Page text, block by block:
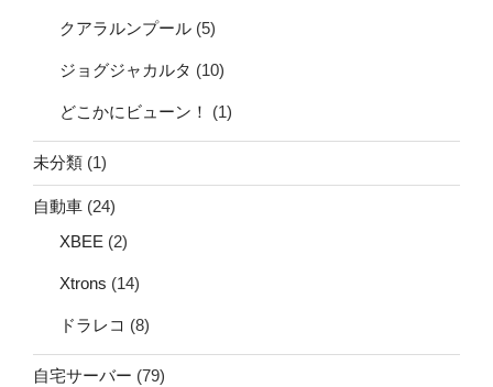
クアラルンプール (5)
ジョグジャカルタ (10)
どこかにビューン！ (1)
未分類 (1)
自動車 (24)
XBEE (2)
Xtrons (14)
ドラレコ (8)
自宅サーバー (79)